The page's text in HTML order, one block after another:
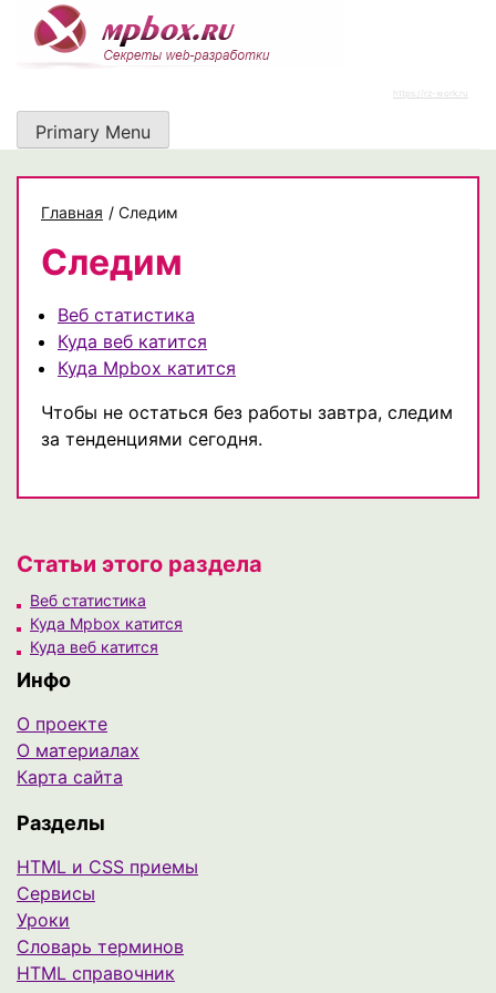
content
https://rz-work.ru
Primary Menu
Главная / Следим
Следим
Веб статистика
Куда веб катится
Куда Mpbox катится
Чтобы не остаться без работы завтра, следим
за тенденциями сегодня.
Статьи этого раздела
Веб статистика
Куда Mpbox катится
Куда веб катится
Инфо
О проекте
О материалах
Карта сайта
Разделы
HTML и CSS приемы
Сервисы
Уроки
Cловарь терминов
HTML справочник